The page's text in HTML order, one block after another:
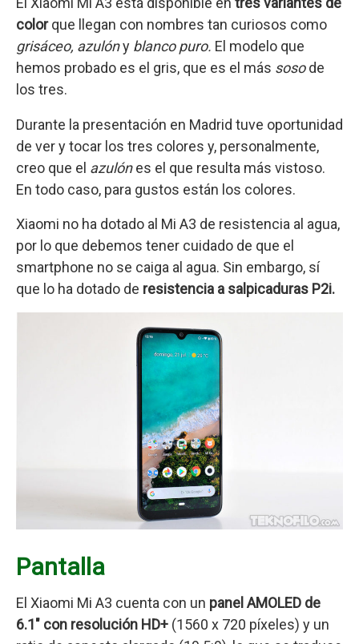
colorque llegan con nombres tan curiosos como
grisáceo, azulóny blanco puro. El modelo que
hemos probado es el gris, que es el más sosode
los tres.
Durante la presentación en Madrid tuve oportunidad
de ver y tocar los tres colores y, personalmente,
creo que el azulónes el que resulta más vistoso.
En todo caso, para gustos están los colores.
Xiaomi no ha dotado al Mi A3 de resistencia al agua,
por lo que debemos tener cuidado de que el
smartphone no se caiga al agua. Sin embargo, sí
que lo ha dotado de resistencia a salpicaduras P2i.
Pantalla
El Xiaomi Mi A3 cuenta con un panel AMOLED de
6.1″ con resolución HD+ (1560 x 720 píxeles) y un